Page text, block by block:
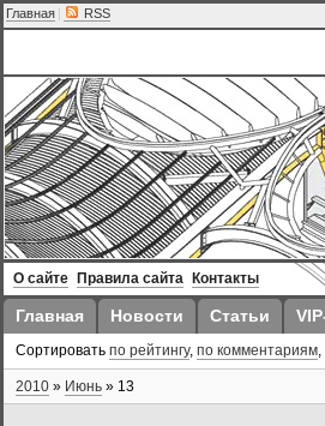
Главная | RSS
О сайте Правила сайта Контакты
Главная Новости Статьи
Сортировать по рейтингу, по комментариям,
2010 » Июнь » 13